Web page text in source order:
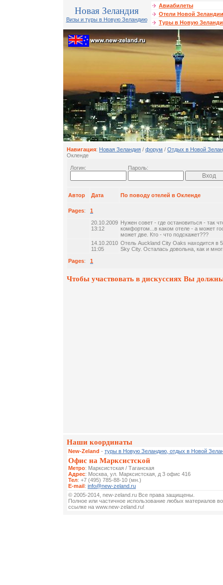
Новая Зеландия
Визы и туры в Новую Зеландию
Авиабилеты
Отели Новой Зеландии
Туры в Новую
Навигация: Новая Зеландия / форум / Отдых в Новой
Окленде
Логин: Пароль:
Автор Дата По поводу отелей в Окленде
Pages: 1
20.10.2009
13:12
Нужен совет - где остановиться - так
комфортом...в каком отеле - а может
может две. Кто - что подскажет???
14.10.2010
11:05
Отель Auckland City Oaks находится в
Sky City. Осталась довольна, как и
Pages: 1
Чтобы участвовать в дискуссиях Вы
Наши координаты
New-Zeland - туры в Новую Зеландию, отдых в Новой
Офис на Марксистской
Метро: Марксистская / Таганская
Адрес: Москва, ул. Марксистская, д 3 офис 416
Тел: +7 (495) 785-88-10 (мн.)
E-mail: info@new-zeland.ru
© 2005-2014, new-zeland.ru Все права защищены.
Полное или частичное использование любых материалов
ссылке на www.new-zeland.ru!